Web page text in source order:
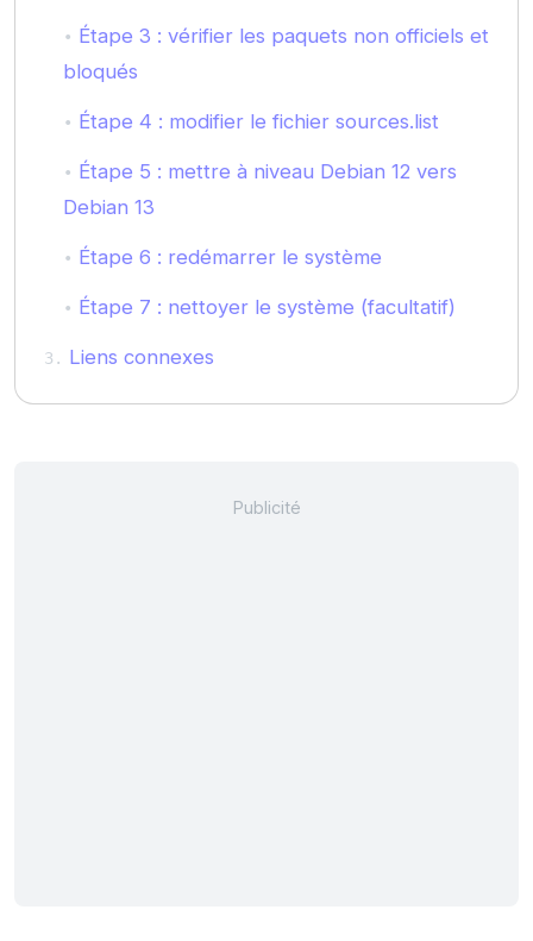
Étape 3 : vérifier les paquets non officiels et
bloqués
Étape 4 : modifier le fichier sources.list
Étape 5 : mettre à niveau Debian 12 vers
Debian 13
Étape 6 : redémarrer le système
Étape 7 : nettoyer le système (facultatif)
Liens connexes